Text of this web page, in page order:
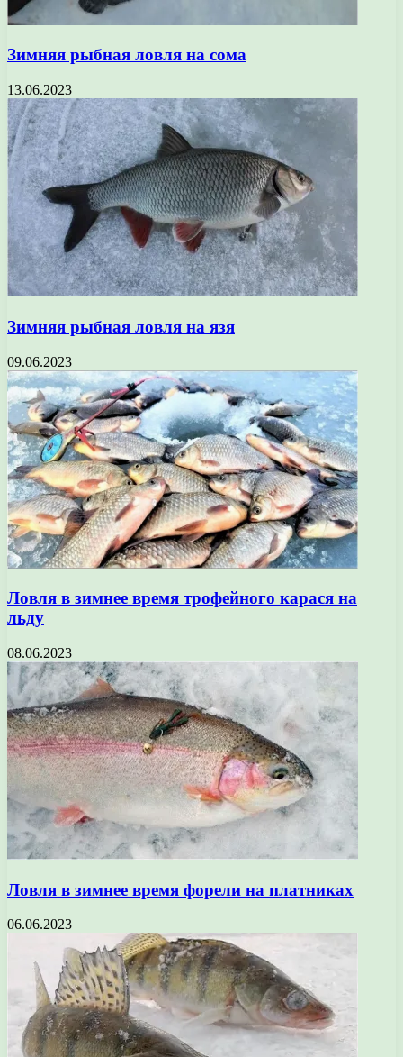
Зимняя рыбная ловля на сома
13.06.2023
Зимняя рыбная ловля на язя
09.06.2023
Ловля в зимнее время трофейного карася на
льду
08.06.2023
Ловля в зимнее время форели на платниках
06.06.2023